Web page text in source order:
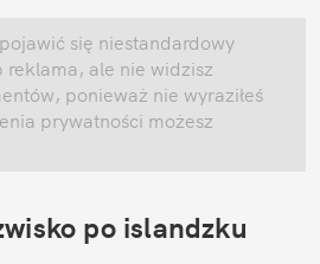
się niestandardowy
reklama, ale nie widzisz
ponieważ nie wyraziłeś
prywatności możesz
po islandzku